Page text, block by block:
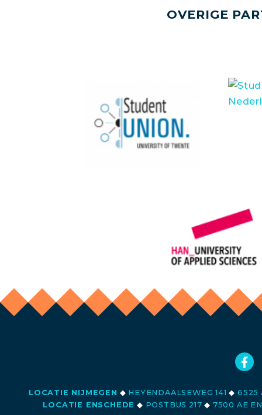
OVERIGE
LOCATIE NIJMEGEN ◆ HEYENDAALSEWEG 141◆ 6525
LOCATIE ENSCHEDE ◆ POSTBUS 217◆ 7500 AE